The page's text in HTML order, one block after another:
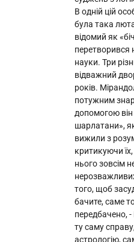
В одній цій
була така
відомий як
перетворився
науки. Три
відважний
років.
потужним
допомогою
шарлатани»,
вижили з
критикуючи
нього зовсім
того, щоб
бачите, саме
передбачено,
ту саму
астрологію,